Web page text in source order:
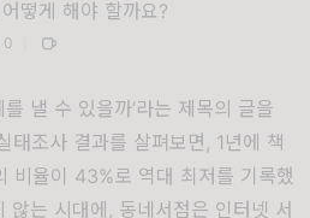
떻게 해야 할까요?
0
를 낼 수 있을까’라는 제목의 글을
태조사 결과를 살펴보면 , 1 년에 책
비율이 43%로 역대 최저를 기록했
않는 시대에 , 동네서점은 인터넷 서